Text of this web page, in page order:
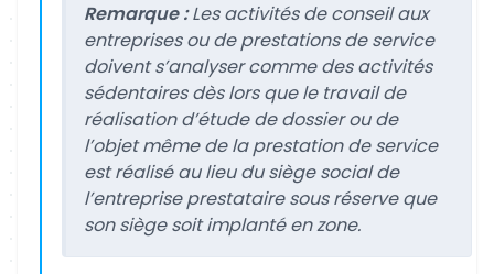
Remarque :Les activités de conseil aux
entreprises ou de prestations de service
doivent s’analyser comme des activités
sédentaires dès lors que le travail de
réalisation d’étude de dossier ou de
l’objet même de la prestation de service
est réalisé au lieu du siège social de
l’entreprise prestataire sous réserve que
son siège soit implanté en zone.